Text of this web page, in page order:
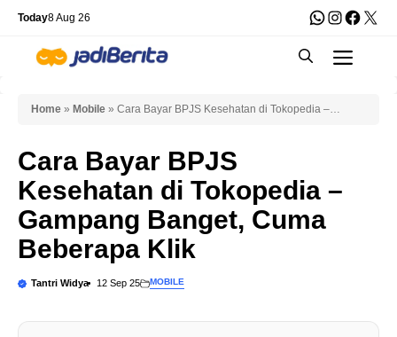
Skip
content
Today8 Aug 26 WhatsApp
X
Home » Mobile » Cara Bayar BPJS Kesehatan di Tokopedia –
Cara Bayar BPJS
Kesehatan di Tokopedia –
Gampang Banget, Cuma
Beberapa Klik
Tantri Widya 12 Sep 25 MOBILE